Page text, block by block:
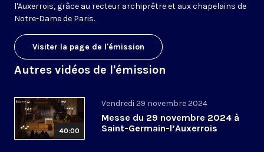
l'Auxerrois, grâce au recteur archiprêtre et aux chapelains de
Notre-Dame de Paris.
Visiter la page de l'émission
Autres vidéos de l'émission
40:00
Vendredi 29 novembre 2024
Messe du 29 novembre 2024 à
Saint-Germain-l’Auxerrois